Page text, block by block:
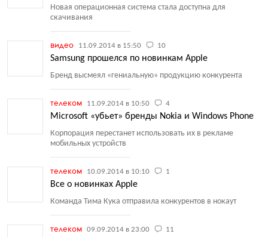
Новая операционная система стала доступна для
скачивания
видео 11.09.2014 в 15:50 10
Samsung прошелся по новинкам Apple
Бренд высмеял «гениальную» продукцию конкурента
телеком 11.09.2014 в 10:50 4
Microsoft «убьет» бренды Nokia и Windows Phone
Корпорация перестанет использовать их в рекламе
мобильных устройств
телеком 10.09.2014 в 10:10 1
Все о новинках Apple
Команда Тима Кука отправила конкурентов в нокаут
телеком 09.09.2014 в 23:00 11